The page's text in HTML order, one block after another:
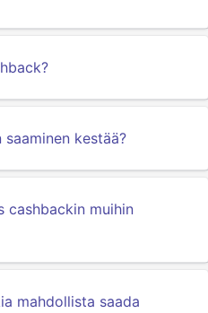
saaminen kestää?
cashbackin muihin
mahdollista saada